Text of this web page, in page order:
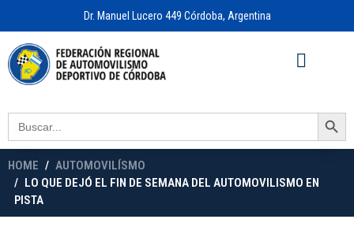
Dr. Manuel Lucero 449 Córdoba, Argentina
Search
for:
Search Button
HOME
AUTOMOVILÍSMO
LO QUE DEJÓ EL FIN DE SEMANA DEL AUTOMOVILISMO EN
PISTA